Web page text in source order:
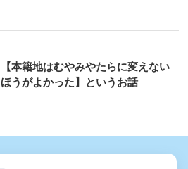
【本籍地はむやみやたらに変えない
ほうがよかった】というお話